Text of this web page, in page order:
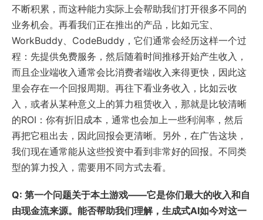
不断积累，而这种能力实际上会帮助我们打开很多不同的
业务机会。再看我们正在推出的产品，比如元宝、
WorkBuddy、CodeBuddy，它们通常会经历这样一个过
程：先提供免费服务，然后随着时间推移开始产生收入，
而且企业端收入通常会比消费者端收入来得更快，因此这
里会存在一个回报周期。再往下看业务收入，比如云收
入，或者从某种意义上的算力租赁收入，那就是比较清晰
的ROI：你有折旧成本，通常也会加上一些利润率，然后
再把它租出去，因此回报会更清晰。另外，在广告这块，
我们现在通常能从这些投资中看到非常好的回报。不同类
型的算力投入，需要用不同方式去看。
Q: 第一个问题关于本土游戏——它是你们最大的收入和自
由现金流来源。能否帮助我们理解，生成式AI如今对这一